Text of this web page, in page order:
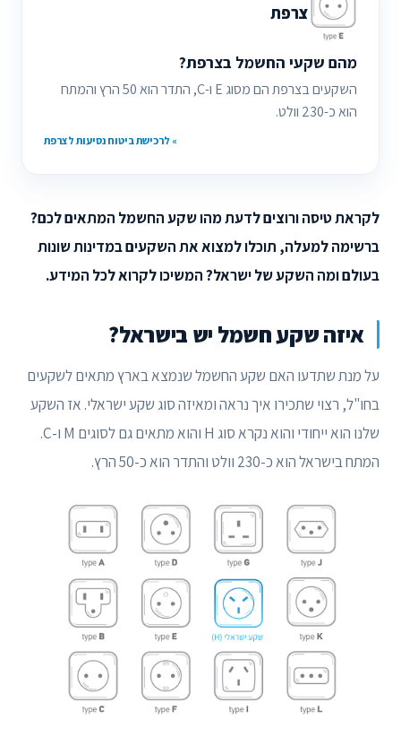
צרפת
מהם שקעי החשמל בצרפת?
השקעים בצרפת הם מסוג E ו-C, התדר הוא 50 הרץ והמתח
הוא כ-230 וולט.
» לרכישת ביטוח נסיעות לצרפת
לקראת טיסה ורוצים לדעת מהו שקע החשמל המתאים לכם?
ברשימה למעלה, תוכלו למצוא את השקעים במדינות שונות
בעולם ומה השקע של ישראל? המשיכו לקרוא לכל המידע.
איזה שקע חשמל יש בישראל?
על מנת שתדעו האם שקע החשמל שנמצא בארץ מתאים לשקעים
בחו"ל, רצוי שתכירו איך נראה ומאיזה סוג שקע ישראלי. אז השקע
שלנו הוא ייחודי והוא נקרא סוג H והוא מתאים גם לסוגים M ו-C.
המתח בישראל הוא כ-230 וולט והתדר הוא כ-50 הרץ.